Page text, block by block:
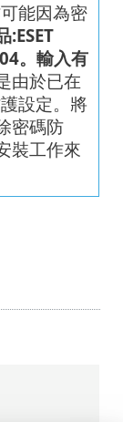
能因為密
:ESET
。輸入有
由於已在
設定。將
密碼防
裝工作來